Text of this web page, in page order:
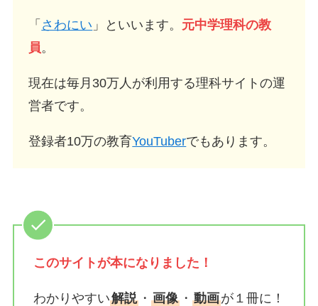
「 さわにい 」といいます。 元中学理科の教
員。
現在は毎月30万人が利用する理科サイトの運
営者です。
登録者10万の教育YouTuberでもあります。
このサイトが本になりました！
わかりやすい解説・ 画像・ 動画が１冊に！